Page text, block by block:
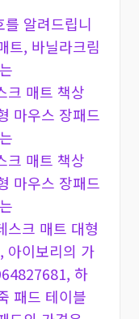
알려드립니
트, 바닐라크림
크 매트 책상
마우스 장패드
크 매트 책상
마우스 장패드
스크 매트 대형
아이보리의 가
하
패드 테이블